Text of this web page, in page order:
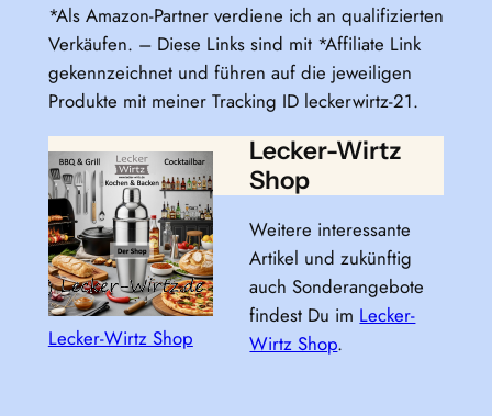
*Als Amazon-Partner verdiene ich an qualifizierten
Verkäufen. – Diese Links sind mit *Affiliate Link
gekennzeichnet und führen auf die jeweiligen
Produkte mit meiner Tracking ID leckerwirtz-21.
Lecker-Wirtz Shop
Lecker-Wirtz
Shop
Weitere interessante
Artikel und zukünftig
auch Sonderangebote
findest Du im Lecker-
Wirtz Shop.